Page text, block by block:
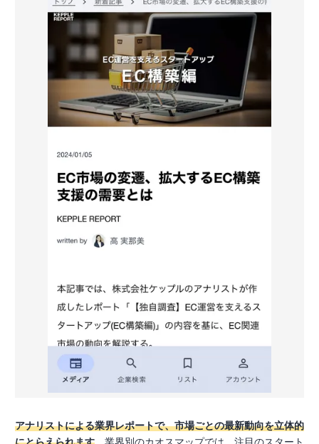
アナリストによる業界レポートで、市場ごとの最新動向を立体的